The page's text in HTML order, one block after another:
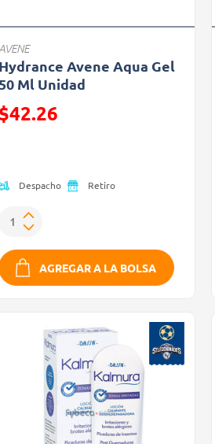
AVENE
Hydrance Avene Aqua Gel
50 Ml Unidad
Precio reducido de
$42.26
Despacho Retiro
AGREGAR A LA BOLSA